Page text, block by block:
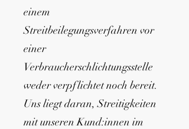
einem
Streitbeilegungsverfahren vor
einer
Verbraucherschlichtungsstelle
weder verpflichtet noch bereit.
Uns liegt daran, Streitigkeiten
mit unseren Kund:innen im